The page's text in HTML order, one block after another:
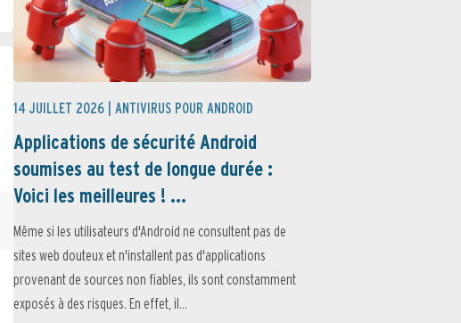
14 JUILLET 2026 | ANTIVIRUS POUR ANDROID
Applications de sécurité Android
soumises au test de longue durée :
Voici les meilleures ! ...
Même si les utilisateurs d'Android ne consultent pas de
sites web douteux et n'installent pas d'applications
provenant de sources non fiables, ils sont constamment
exposés à des risques. En effet, il...